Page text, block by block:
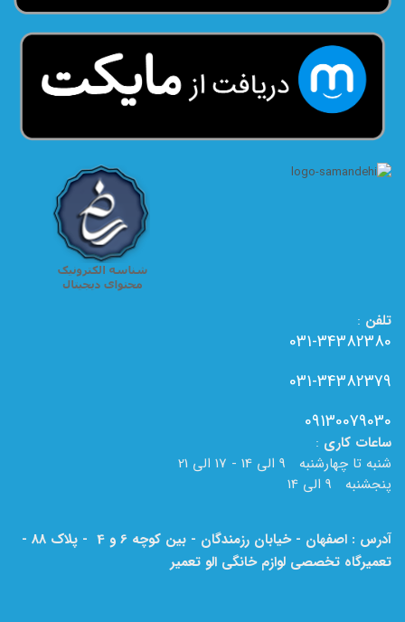
تلفن :
031-34382380
031-34382379
09130079030
ساعات کاری :
شنبه تا چهارشنبه 9 الی 14 - 17 الی 21
پنجشنبه 9 الی 14
آدرس : اصفهان - خیابان رزمندگان - بین کوچه 6 و 4 - پلاک 88 -
تعمیرگاه تخصصی لوازم خانگی الو تعمیر